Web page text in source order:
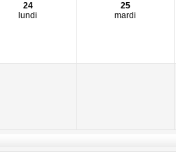
24
lundi
25
mardi